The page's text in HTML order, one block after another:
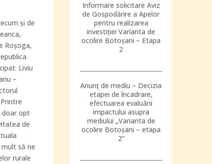
şi de
Roşoga,
Liviu
–
doar opt
de
să ne
rurale
Informare solicitare Aviz
de Gospodărire a Apelor
pentru realizarea
investiției Varianta de
ocolire Botoșani – Etapa
2
Anunț de mediu – Decizia
etapei de încadrare,
efectuarea evaluării
impactului asupra
mediului „Varianta de
ocolire Botoșani – etapa
2”